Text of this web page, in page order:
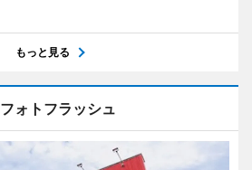
もっと見る
フォトフラッシュ